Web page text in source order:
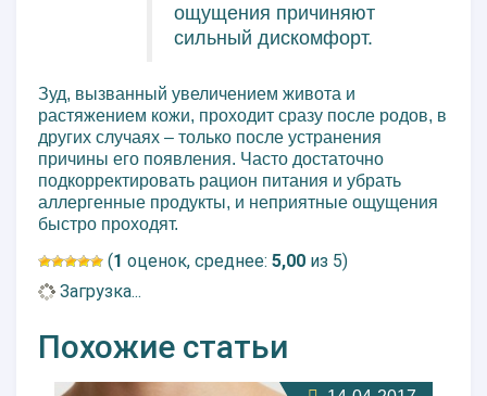
ощущения причиняют
сильный дискомфорт.
Зуд, вызванный увеличением живота и
растяжением кожи, проходит сразу после родов, в
других случаях – только после устранения
причины его появления. Часто достаточно
подкорректировать рацион питания и убрать
аллергенные продукты, и неприятные ощущения
быстро проходят.
(1 оценок, среднее: 5,00 из 5)
Загрузка...
Похожие статьи